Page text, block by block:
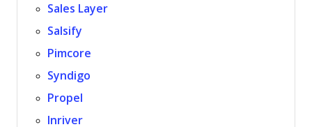
Sales Layer
Salsify
Pimcore
Syndigo
Propel
Inriver